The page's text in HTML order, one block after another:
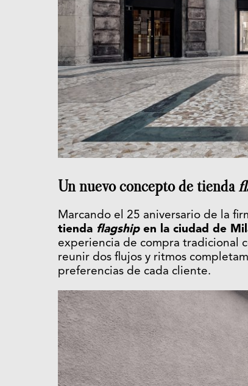
Un nuevo concepto de tienda
Marcando el 25 aniversario de la
tienda flagshipen la ciudad de
experiencia de compra tradicional
reunir dos flujos y ritmos
preferencias de cada cliente.